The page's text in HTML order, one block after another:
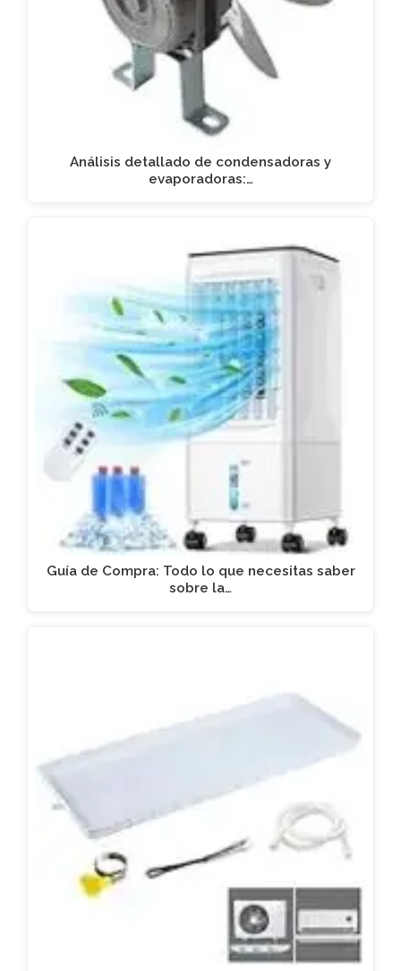
Análisis detallado de condensadoras y
evaporadoras:…
Guía de Compra: Todo lo que necesitas saber
sobre la…